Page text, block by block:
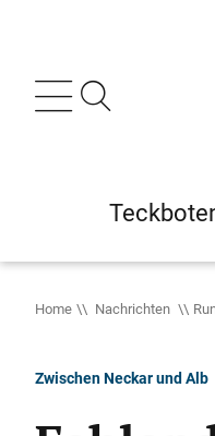
Home Nachrichten
Zwischen Neckar und Alb